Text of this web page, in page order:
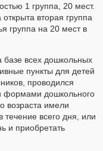
1 группа, 20 мест.
вторая группа
группа на 20 мест в
всех дошкольных
пункты для детей
проводился
формами дошкольного
возраста имели
течение всего дня, или
и приобретать